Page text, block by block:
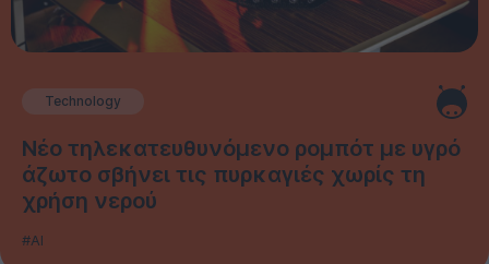
Technology
Νέο τηλεκατευθυνόμενο ρομπότ με υγρό
άζωτο σβήνει τις πυρκαγιές χωρίς τη
χρήση νερού
#AI